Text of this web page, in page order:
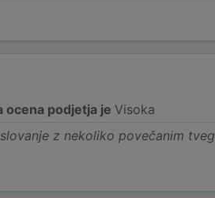
ocena podjetja je Visoka
z nekoliko povečanim